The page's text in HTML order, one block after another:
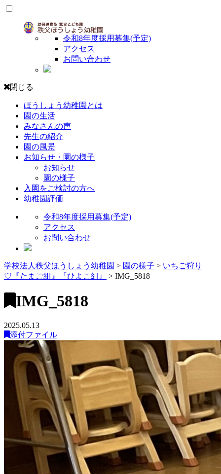
令和8年度採用募集(予定)
アクセス
お問い合わせ
閉じる
ほうしょう幼稚園とは
園の生活
みなさんの声
先生の紹介
園の風景
お知らせ・園の様子
お知らせ
園の様子
入園をご検討の方へ
幼稚園評価
令和8年度採用募集(予定)
アクセス
お問い合わせ
学校法人秩父ほうしょう幼稚園 > 園の様子 > いちご狩り
♡『たまご組』『ひよこ組』
> IMG_5818
IMG_5818
2025.05.13
添付ファイル